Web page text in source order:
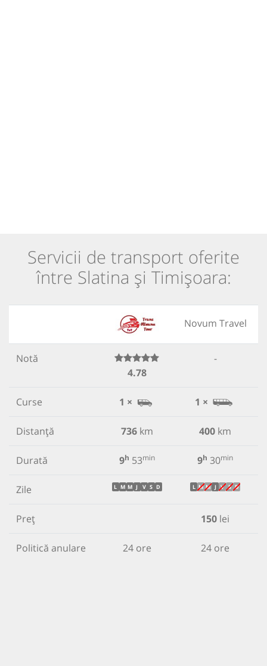
Servicii de transport oferite
între Slatina și Timișoara:
Novum Travel
Notă
4.78
-
Curse 1 × 1 ×
Distanță 736km 400 km
Durată 9h 53min 9h 30min
Zile L M M J V S D L M M J V S D
Preț 150 lei
Politică anulare 24 ore 24 ore